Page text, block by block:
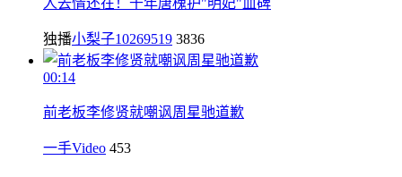
人去情还在！千年唐槐护"明妃"血碑
独播小梨子10269519 3836
00:14
前老板李修贤就嘲讽周星驰道歉
一手Video 453